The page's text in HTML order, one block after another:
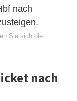
nach
Sie sich die
nach